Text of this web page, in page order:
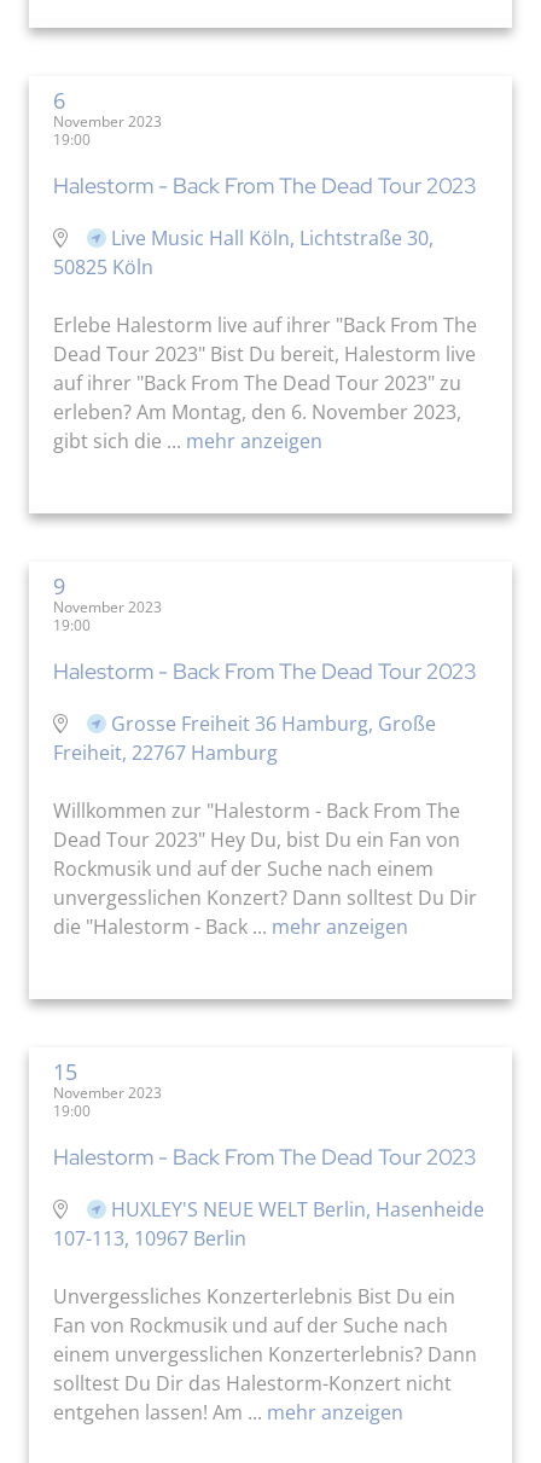
6
November 2023
19:00
Halestorm - Back From The Dead Tour 2023
Live Music Hall Köln, Lichtstraße 30,
50825 Köln
Erlebe Halestorm live auf ihrer "Back From The
Dead Tour 2023" Bist Du bereit, Halestorm live
auf ihrer "Back From The Dead Tour 2023" zu
erleben? Am Montag, den 6. November 2023,
gibt sich die ... mehr anzeigen
9
November 2023
19:00
Halestorm - Back From The Dead Tour 2023
Grosse Freiheit 36 Hamburg, Große
Freiheit, 22767 Hamburg
Willkommen zur "Halestorm - Back From The
Dead Tour 2023" Hey Du, bist Du ein Fan von
Rockmusik und auf der Suche nach einem
unvergesslichen Konzert? Dann solltest Du Dir
die "Halestorm - Back ... mehr anzeigen
15
November 2023
19:00
Halestorm - Back From The Dead Tour 2023
HUXLEY'S NEUE WELT Berlin, Hasenheide
107-113, 10967 Berlin
Unvergessliches Konzerterlebnis Bist Du ein
Fan von Rockmusik und auf der Suche nach
einem unvergesslichen Konzerterlebnis? Dann
solltest Du Dir das Halestorm-Konzert nicht
entgehen lassen! Am ... mehr anzeigen